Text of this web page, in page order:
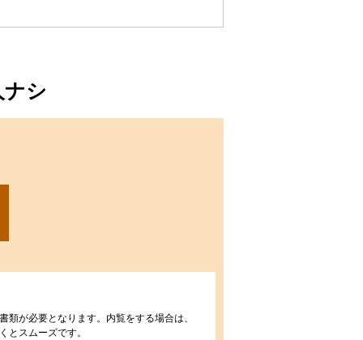
ナシ
が必要となります。内覧をする場合は、
とスムーズです。